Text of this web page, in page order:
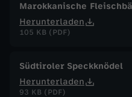
Marokkanische
Herunterladen
105 KB (PDF)
Südtiroler Speckknödel
Herunterladen
93 KB (PDF)